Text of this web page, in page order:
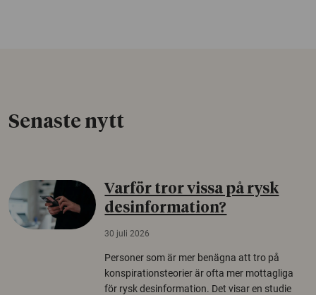
Senaste nytt
Varför tror vissa på rysk
desinformation?
30 juli 2026
Personer som är mer benägna att tro på
konspirationsteorier är ofta mer mottagliga
för rysk desinformation. Det visar en studie